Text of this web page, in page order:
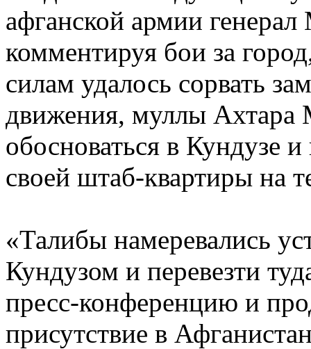
афганской армии
комментируя бои за
силам удалось сорвать
движения, муллы
обосноваться в Кундузе
своей штаб-квартиры на
«Талибы намеревались
Кундузом и перевезти
пресс-конференцию и
присутствие в